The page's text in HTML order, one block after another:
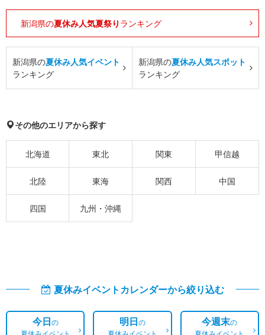
新潟県の夏休み人気夏祭り ランキング
新潟県の夏休み人気イベント
ランキング
新潟県の夏休み人気スポット
ランキング
その他のエリアから探す
北海道 東北 関東 甲信越
北陸 東海 関西 中国
四国 九州・沖縄
夏休みイベントカレンダーから絞り込む
今日の
明日の
今週末の